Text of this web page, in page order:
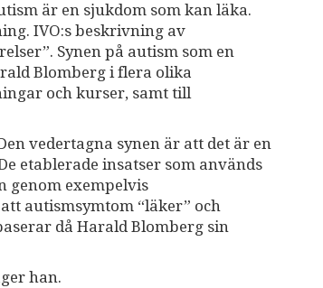
är en sjukdom som kan läka.
IVO:s beskrivning av
Synen på autism som en
Blomberg i flera olika
och kurser, samt till
vedertagna synen är att det är en
etablerade insatser som används
genom exempelvis
autismsymtom “läker” och
då Harald Blomberg sin
han.